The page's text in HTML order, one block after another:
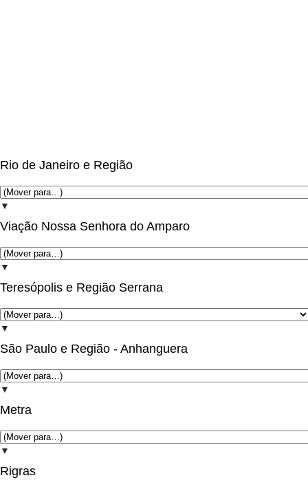
Rio de Janeiro e Região
▼
Viação Nossa Senhora do Amparo
▼
Teresópolis e Região Serrana
▼
São Paulo e Região - Anhanguera
▼
Metra
▼
Rigras